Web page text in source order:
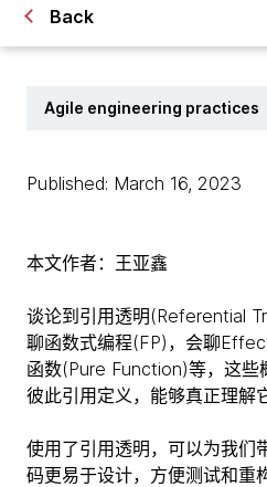
Back
Agile engineering practices
Published: March 16, 2023
本文作者：王亚鑫
谈论到引用透明(Referential
聊函数式编程(FP)，会聊
函数(Pure Function)等，这些
彼此引用定义，能够真正理解
使用了引用透明，可以为我们
码更易于设计，方便测试和重